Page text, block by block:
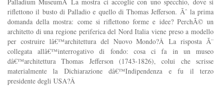
riflettono il busto di Palladio e quello di Thomas Jefferson. Ãˆ la prima
domanda della mostra: come si riflettono forme e idee? PerchÃ© un
architetto di una regione periferica del Nord Italia viene preso a modello
per costruire lâ€™architettura del Nuovo Mondo?Â La risposta Ã¨
collegata allâ€™interrogativo di fondo: cosa ci fa in un museo
dâ€™architettura Thomas Jefferson (1743-1826), colui che scrisse
materialmente la Dichiarazione dâ€™Indipendenza e fu il terzo
presidente degli USA?Â